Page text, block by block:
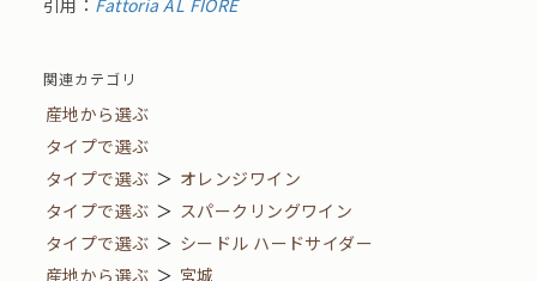
引用： Fattoria AL FIORE
関連カテゴリ
産地から選ぶ
タイプで選ぶ
タイプで選ぶ ＞ オレンジワイン
タイプで選ぶ ＞ スパークリングワイン
タイプで選ぶ ＞ シードル ハードサイダー
産地から選ぶ ＞ 宮城